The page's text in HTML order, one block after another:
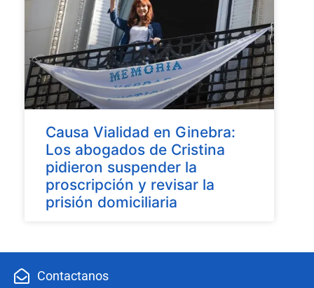
Causa Vialidad en Ginebra:
Los abogados de Cristina
pidieron suspender la
proscripción y revisar la
prisión domiciliaria
Contactanos